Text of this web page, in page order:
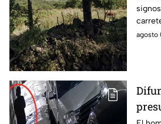
agosto